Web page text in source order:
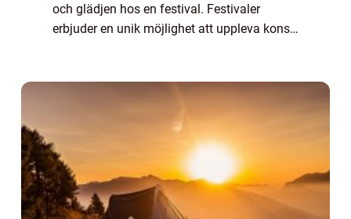
och glädjen hos en festival. Festivaler
erbjuder en unik möjlighet att uppleva konst,